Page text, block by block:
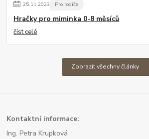
25.11.2023 Pro rodiče
Hračky pro miminka 0-8 měsíců
číst celé
Zobrazit všechny články
Kontaktní informace:
Ing. Petra Krupková